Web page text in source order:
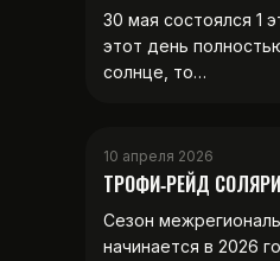
30 мая состоялся 1
этот день
солнце, то…
10 апреля 2026
ТРОФИ‑РЕЙД
Сезон
начинается в 2026